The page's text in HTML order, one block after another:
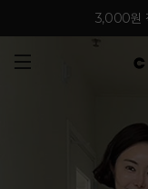
3,000원